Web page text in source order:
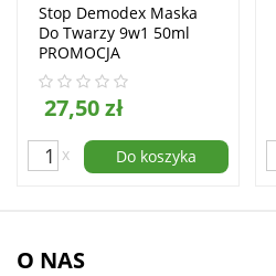
Stop Demodex Maska
Do Twarzy 9w1 50ml
PROMOCJA
27,50 zł
x Do koszyka
O NAS